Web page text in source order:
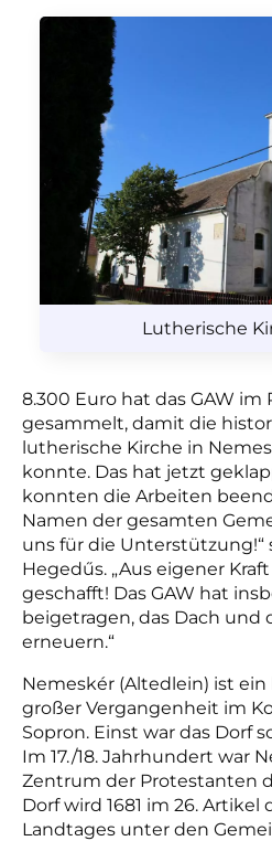
Lutherische
8.300 Euro hat das GAW im
gesammelt, damit die
lutherische Kirche in
konnte. Das hat jetzt
konnten die Arbeiten
Namen der gesamten
uns für die Unterstützung!“
Hegedűs. „Aus eigener
geschafft! Das GAW hat
beigetragen, das Dach und
erneuern.“
Nemeskér (Altedlein) ist
großer Vergangenheit im
Sopron. Einst war das Dorf
Im 17./18. Jahrhundert war
Zentrum der Protestanten
Dorf wird 1681 im 26.
Landtages unter den